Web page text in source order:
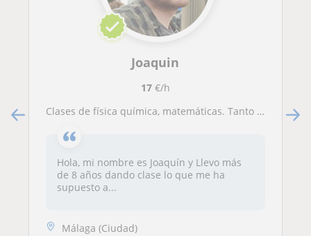
Joaquin
17€/h
Clases de física química, matemáticas. Tanto selectividad como Universidad
Hola, mi nombre es Joaquín y Llevo más
de 8 años dando clase lo que me ha
supuesto a...
Málaga (Ciudad)